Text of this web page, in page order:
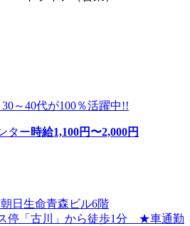
～40代が100％活躍中!!
ター時給1,100円〜2,000円
日生命青森ビル6階
停「古川」から徒歩1分 ★車通勤